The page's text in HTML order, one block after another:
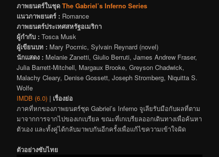
ภาพยนตร์ในชุดThe Gabriel’s Inferno Series
แนวภาพยนตร์ : Romance
ภาพยนตร์ประเทศสหรัฐอเมริกา
ผู้กำกับ : Tosca Musk
ผู้เขียนบท : Mary Pocrnic, Sylvain Reynard (novel)
นักแสดง : Melanie Zanetti, Giulio Berruti, James Andrew Fraser,
Julia Barrett-Mitchell, Margaux Brooke, Greyson Chadwick,
Malachy Cleary, Denise Gossett, Joseph Stromberg, Niquitta S.
Wolfe
IMDB (6.0) | เรื่องย่อ
ภาคที่หกของภาพยนตร์ชุด Gabriel’s Inferno จูเลียรับมือกับผลที่ตาม
มาจากการจากไปของเกเบรียล ขณะที่เกเบรียลออกเดินทางเพื่อค้นหา
ตัวเอง และทั้งคู่ได้กลับมาพบกันอีกครั้งเพื่อแก้ไขความเข้าใจผิด
ตัวอย่างซับไทย